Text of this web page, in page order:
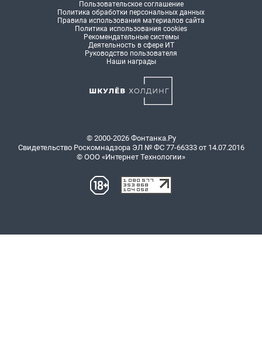
Пользовательское соглашение
Политика обработки персональных данных
Правила использования материалов сайта
Политика использования cookies
Рекомендательные системы
Деятельность в сфере ИТ
Руководство пользователя
Наши награды
© 2000-2026 Фонтанка.Ру
Свидетельство Роскомнадзора ЭЛ № ФС 77-66333 от 14.07.2016
© ООО «Интернет Технологии»